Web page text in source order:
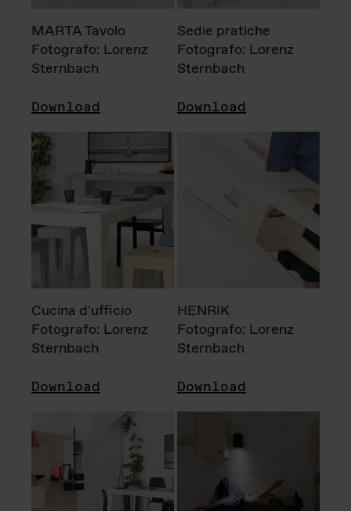
MARTA Tavolo
Fotografo: Lorenz
Sternbach
Download
Sedie pratiche
Fotografo: Lorenz
Sternbach
Download
Cucina d'ufficio
Fotografo: Lorenz
Sternbach
Download
HENRIK
Fotografo: Lorenz
Sternbach
Download